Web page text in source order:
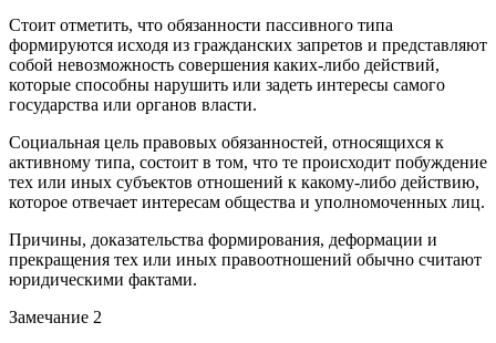
Стоит отметить, что обязанности пассивного типа
формируются исходя из гражданских запретов и представляют
собой невозможность совершения каких-либо действий,
которые способны нарушить или задеть интересы самого
государства или органов власти.
Социальная цель правовых обязанностей, относящихся к
активному типа, состоит в том, что те происходит побуждение
тех или иных субъектов отношений к какому-либо действию,
которое отвечает интересам общества и уполномоченных лиц.
Причины, доказательства формирования, деформации и
прекращения тех или иных правоотношений обычно считают
юридическими фактами.
Замечание 2